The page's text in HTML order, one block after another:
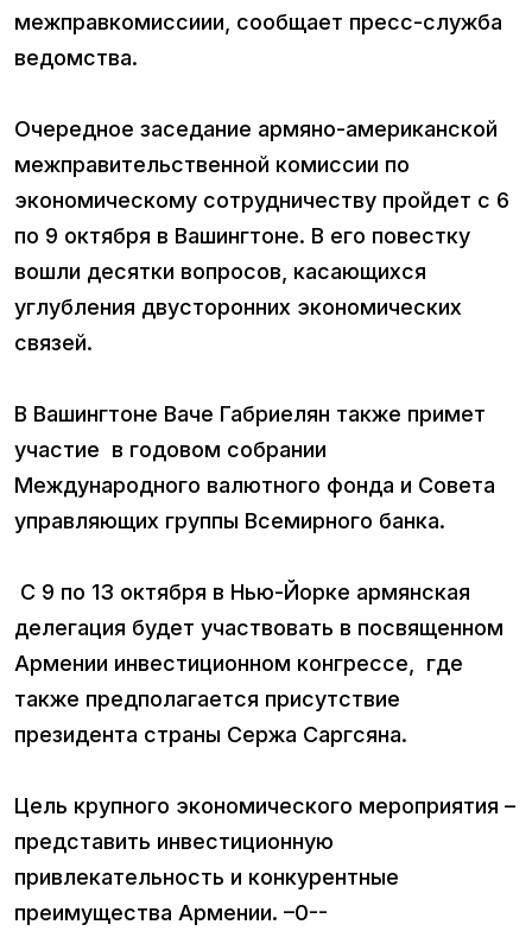
межправкомиссиии, сообщает пресс-служба
ведомства.
Очередное заседание армяно-американской
межправительственной комиссии по
экономическому сотрудничеству пройдет с 6
по 9 октября в Вашингтоне. В его повестку
вошли десятки вопросов, касающихся
углубления двусторонних экономических
связей.
В Вашингтоне Ваче Габриелян также примет
участие в годовом собрании
Международного валютного фонда и Совета
управляющих группы Всемирного банка.
С 9 по 13 октября в Нью-Йорке армянская
делегация будет участвовать в посвященном
Армении инвестиционном конгрессе, где
также предполагается присутствие
президента страны Сержа Саргсяна.
Цель крупного экономического мероприятия –
представить инвестиционную
привлекательность и конкурентные
преимущества Армении. –0--